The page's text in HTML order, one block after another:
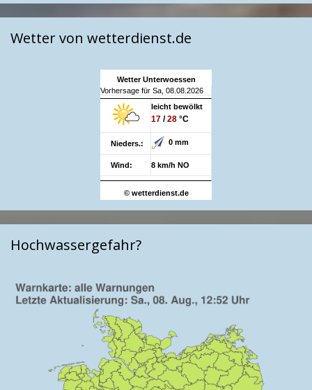
Wetter von wetterdienst.de
Wetter Unterwoessen
Vorhersage für Sa, 08.08.2026
leicht bewölkt
17 /28 °C
Nieders.: 0 mm
Wind: 8 km/h NO
© wetterdienst.de
Hochwassergefahr?